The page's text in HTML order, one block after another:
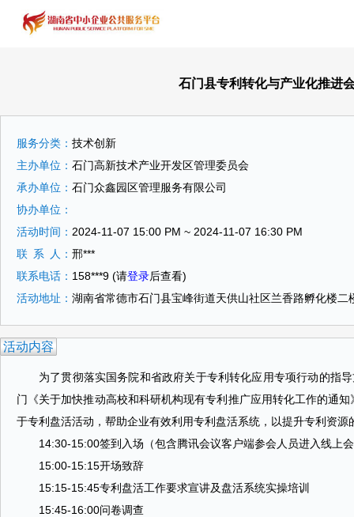
石门县专利转化与产业化推进
服务分类： 技术创新
主办单位： 石门高新技术产业开发区管理委员会
承办单位： 石门众鑫园区管理服务有限公司
协办单位：
活动时间： 2024-11-07 15:00 PM ~ 2024-11-07 16:30 PM
联 系 人： 邢***
联系电话： 158***9 (请登录后查看)
活动地址： 湖南省常德市石门县宝峰街道天供山社区兰香路孵化楼二
活动内容
为了贯彻落实国务院和省政府关于专利转化应用专项行动的指
门《关于加快推动高校和科研机构现有专利推广应用转化工作的通
于专利盘活活动，帮助企业有效利用专利盘活系统，以提升专利资源
14:30-15:00签到入场（包含腾讯会议客户端参会人员进入线上
15:00-15:15开场致辞
15:15-15:45专利盘活工作要求宣讲及盘活系统实操培训
15:45-16:00问卷调查